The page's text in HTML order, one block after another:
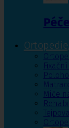
Míče